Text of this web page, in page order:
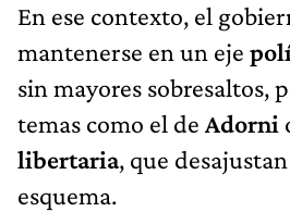
En ese contexto, el
mantenerse en un eje
sin mayores sobresaltos,
temas como el de Adorni
libertaria, que
esquema.